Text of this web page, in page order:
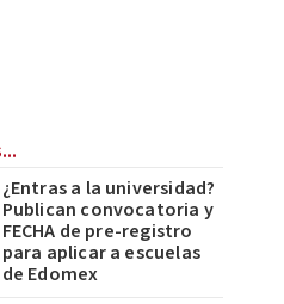
¿Entras a la universidad?
Publican convocatoria y
FECHA de pre-registro
para aplicar a escuelas
de Edomex